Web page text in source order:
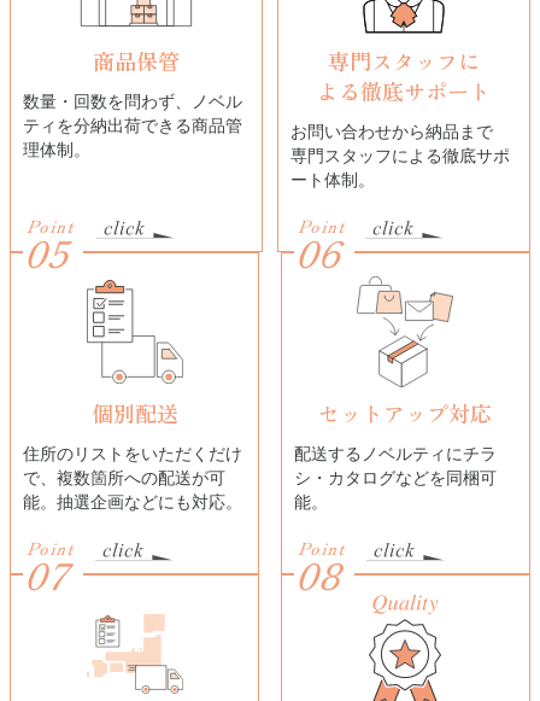
商品保管
数量・回数を問わず、ノベル
ティを分納出荷できる商品管
理体制。
専門スタッフに
よる徹底サポート
お問い合わせから納品まで
専門スタッフによる徹底サポ
ート体制。
Point
05
個別配送
住所のリストをいただくだけ
で、複数箇所への配送が可
能。抽選企画などにも対応。
Point
06
セットアップ対応
配送するノベルティにチラ
シ・カタログなどを同梱可
能。
Point
07 Point
08